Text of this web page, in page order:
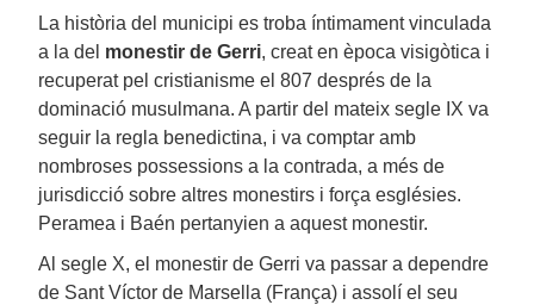
La història del municipi es troba íntimament vinculada
a la del monestir de Gerri, creat en època visigòtica i
recuperat pel cristianisme el 807 després de la
dominació musulmana. A partir del mateix segle IX va
seguir la regla benedictina, i va comptar amb
nombroses possessions a la contrada, a més de
jurisdicció sobre altres monestirs i força esglésies.
Peramea i Baén pertanyien a aquest monestir.
Al segle X, el monestir de Gerri va passar a dependre
de Sant Víctor de Marsella (França) i assolí el seu